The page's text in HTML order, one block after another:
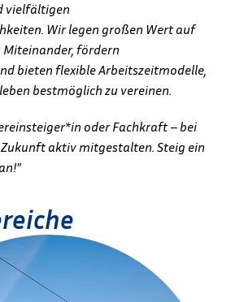
vielfältigen
Wir legen großen Wert auf
Miteinander, fördern
bieten flexible Arbeitszeitmodelle,
bestmöglich zu vereinen.
oder Fachkraft – bei
aktiv mitgestalten. Steig ein